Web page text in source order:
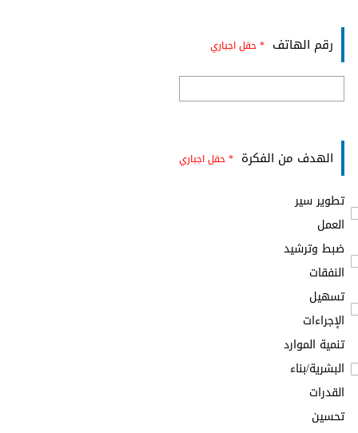
رقم الهاتف * حقل اجباري
الهدف من الفكرة * حقل اجباري
تطوير سير
العمل
ضبط وترشيد
النفقات
تسهيل
الإجراءات
تنمية الموارد
البشرية/بناء
القدرات
تحسين